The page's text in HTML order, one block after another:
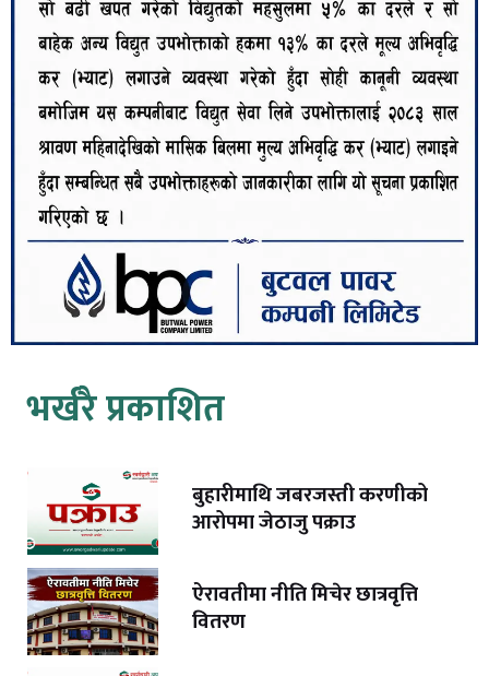
भर्खरै प्रकाशित
बुहारीमाथि जबरजस्ती करणीको
आरोपमा जेठाजु पक्राउ
ऐरावतीमा नीति मिचेर छात्रवृत्ति
वितरण